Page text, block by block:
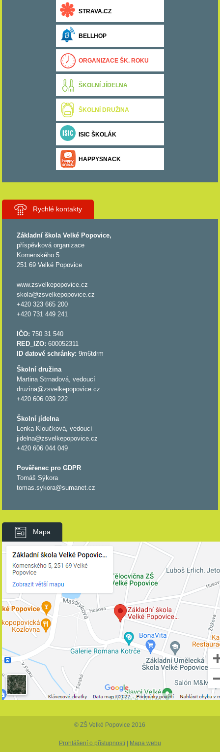
STRAVA.CZ
BELLHOP
ORGANIZACE ŠK. ROKU
ŠKOLNÍ JÍDELNA
ŠKOLNÍ DRUŽINA
ISIC ŠKOLÁK
HAPPYSNACK
Rychlé kontakty
Základní škola Velké Popovice,
příspěvková organizace
Komenského 5
251 69 Velké Popovice
www.zsvelkepopovice.cz
skola@zsvelkepopovice.cz
+420 323 665 200
+420 731 449 241
IČO:750 31 540
RED_IZO: 600052311
ID datové schránky:9m6tdrm
Školní družina
Martina Strnadová, vedoucí
druzina@zsvelkepopovice.cz
+420 606 039 222
Školní jídelna
Lenka Kloučková, vedoucí
jidelna@zsvelkepopovice.cz
+420 606 044 049
Pověřenec pro GDPR
Tomáš Sýkora
tomas.sykora@sumanet.cz
Mapa
© ZŠ Velké Popovice 2016
Prohlášení o přístupnosti Mapa webu